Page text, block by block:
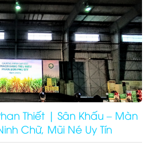
Thiết | Sân Khấu – Màn
Chữ, Mũi Né Uy Tín